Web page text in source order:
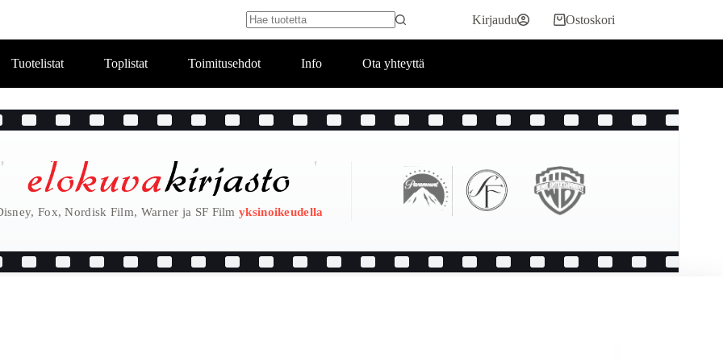
Kirjaudu Ostoskori
Tuotelistat Toplistat Toimitusehdot Info Ota yhteyttä
Fox, Nordisk Film, Warner ja SF Film yksinoikeudella